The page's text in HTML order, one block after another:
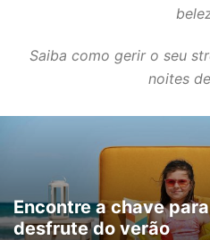
Saiba como gerir o seu
noites
Encontre a chave
desfrute do verão